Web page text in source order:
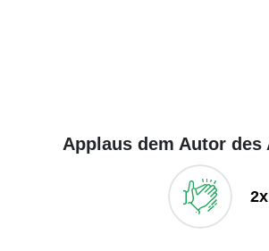
Applaus dem Autor des
2x